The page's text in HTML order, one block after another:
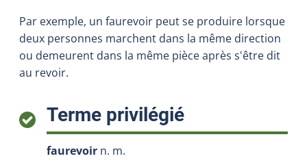
Par exemple, un faurevoir peut se produire lorsque
deux personnes marchent dans la même direction
ou demeurent dans la même pièce après s'être dit
au revoir.
Terme privilégié:
faurevoir n. m.